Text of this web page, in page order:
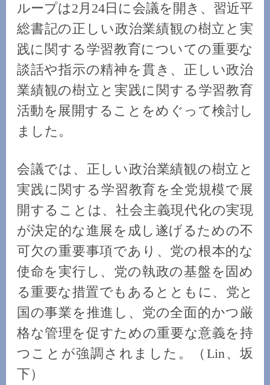
ループは2月24日に会議を開き、習近平
総書記の正しい政治業績観の樹立と実
践に関する学習教育についての重要な
談話や指示の精神を貫き、正しい政治
業績観の樹立と実践に関する学習教育
活動を展開することをめぐって検討し
ました。
会議では、正しい政治業績観の樹立と
実践に関する学習教育を全党規模で展
開することは、社会主義現代化の実現
が決定的な進展を成し遂げるための不
可欠の重要事項であり、党の根本的な
使命を実行し、党の執政の基盤を固め
る重要な措置でもあるとともに、党と
国の事業を推進し、党の全面的かつ厳
格な管理を促すための重要な意義を持
つことが強調されました。（Lin、坂
下）